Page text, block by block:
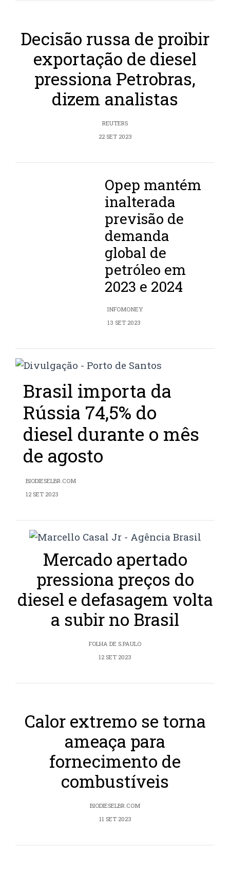
Decisão russa de proibir
exportação de diesel
pressiona Petrobras,
dizem analistas
REUTERS
22 SET 2023
Opep mantém
inalterada
previsão de
demanda
global de
petróleo em
2023 e 2024
INFOMONEY
13 SET 2023
Brasil importa da
Rússia 74,5% do
diesel durante o mês
de agosto
BIODIESELBR.COM
12 SET 2023
Mercado apertado
pressiona preços do
diesel e defasagem volta
a subir no Brasil
FOLHA DE S.PAULO
12 SET 2023
Calor extremo se torna
ameaça para
fornecimento de
combustíveis
BIODIESELBR.COM
11 SET 2023